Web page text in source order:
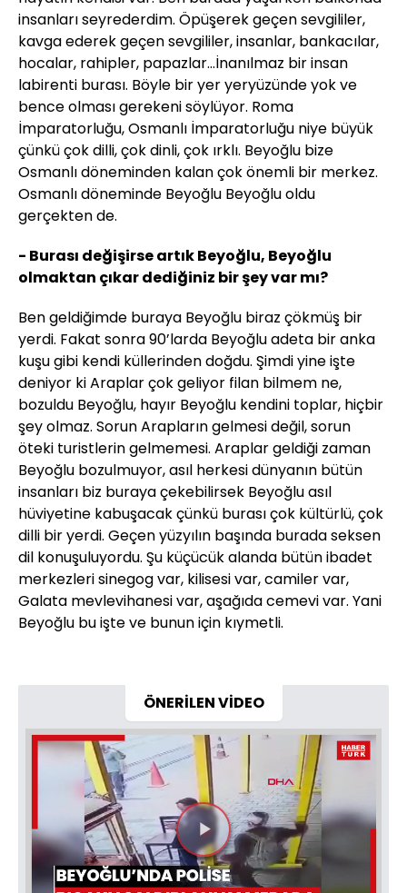
insanları seyrederdim. Öpüşerek geçen sevgililer,
kavga ederek geçen sevgililer, insanlar, bankacılar,
hocalar, rahipler, papazlar...İnanılmaz bir insan
labirenti burası. Böyle bir yer yeryüzünde yok ve
bence olması gerekeni söylüyor. Roma
İmparatorluğu, Osmanlı İmparatorluğu niye büyük
çünkü çok dilli, çok dinli, çok ırklı. Beyoğlu bize
Osmanlı döneminden kalan çok önemli bir merkez.
Osmanlı döneminde Beyoğlu Beyoğlu oldu
gerçekten de.
- Burası değişirse artık Beyoğlu, Beyoğlu
olmaktan çıkar dediğiniz bir şey var mı?
Ben geldiğimde buraya Beyoğlu biraz çökmüş bir
yerdi. Fakat sonra 90’larda Beyoğlu adeta bir anka
kuşu gibi kendi küllerinden doğdu. Şimdi yine işte
deniyor ki Araplar çok geliyor filan bilmem ne,
bozuldu Beyoğlu, hayır Beyoğlu kendini toplar, hiçbir
şey olmaz. Sorun Arapların gelmesi değil, sorun
öteki turistlerin gelmemesi. Araplar geldiği zaman
Beyoğlu bozulmuyor, asıl herkesi dünyanın bütün
insanları biz buraya çekebilirsek Beyoğlu asıl
hüviyetine kabuşacak çünkü burası çok kültürlü, çok
dilli bir yerdi. Geçen yüzyılın başında burada seksen
dil konuşuluyordu. Şu küçücük alanda bütün ibadet
merkezleri sinegog var, kilisesi var, camiler var,
Galata mevlevihanesi var, aşağıda cemevi var. Yani
Beyoğlu bu işte ve bunun için kıymetli.
ÖNERİLEN VİDEO
Videoyu
Oynat